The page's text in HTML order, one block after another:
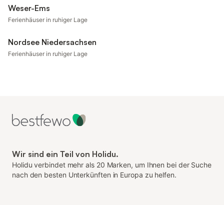
Weser-Ems
Ferienhäuser in ruhiger Lage
Nordsee Niedersachsen
Ferienhäuser in ruhiger Lage
Wir sind ein Teil von Holidu.
Holidu verbindet mehr als 20 Marken, um Ihnen bei der Suche
nach den besten Unterkünften in Europa zu helfen.